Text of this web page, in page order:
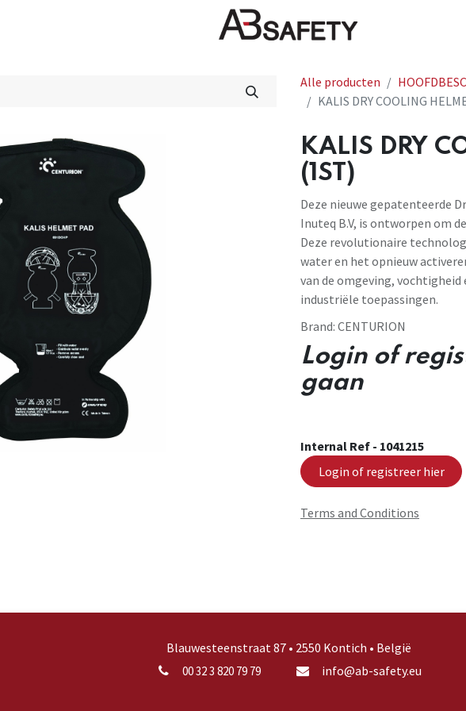
Winkel CE
Alle producten
KALIS DRY COOLING
KALIS DRY
(1ST)
Deze nieuwe gepatenteerde
Inuteq B.V, is ontworpen om
Deze revolutionaire
water en het opnieuw
van de omgeving,
industriële toepassingen.
Brand: CENTURION
Login of
gaan
Internal Ref - 1041215
Login of registreer hier
Terms and Conditions
Blauwesteenstraat 87 • 2550 Kontich • België
00 32 3 820 79 79 info@ab-safety.eu